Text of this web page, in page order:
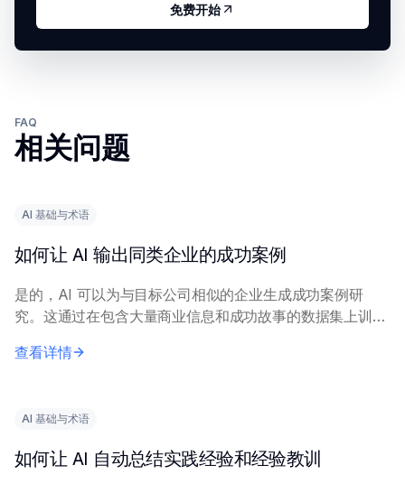
免费开始
FAQ
相关问题
AI 基础与术语
如何让 AI 输出同类企业的成功案例
是的，AI 可以为与目标公司相似的企业生成成功案例研
究。这通过在包含大量商业信息和成功故事的数据集上训练
AI 提供精确的查询内容，包括具体...
查看详情
AI 基础与术语
如何让 AI 自动总结实践经验和经验教训